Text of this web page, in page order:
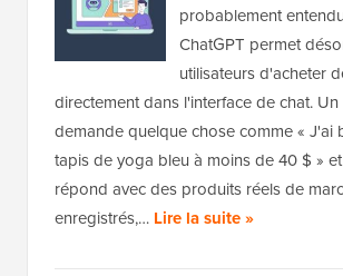
probablement
ChatGPT permet
utilisateurs d'acheter
directement dans l'interface de chat.
demande quelque chose comme « J'ai
tapis de yoga bleu à moins de 40 $ »
répond avec des produits réels de
enregistrés,… Lire la suite »